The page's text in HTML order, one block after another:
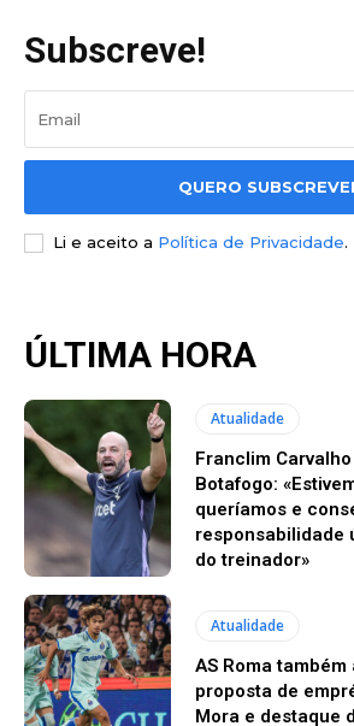
Subscreve!
QUERO
Li e aceito a Política de Privacidade.
ÚLTIMA HORA
Atualidade
Franclim
Botafogo:
queríamos e
responsabilidade
do treinador»
Atualidade
AS Roma
proposta de
Mora e destaque